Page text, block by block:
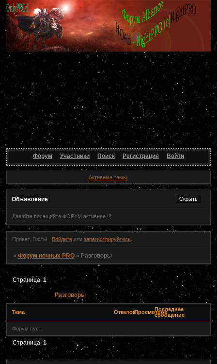
Форум Участники Поиск Регистрация Войти
Активные темы
Объявление
Давайте посещяйте ФОРУМ активнее !!!
Привет, Гость! Войдитеили зарегистрируйтесь.
» Форум ночных PRO » Разговоры
Разговоры
Страница: 1
Тема ОтветовПросмотровПоследнее
сообщение
Форум пуст.
Страница: 1